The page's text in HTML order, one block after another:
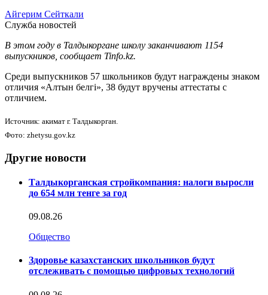
Айгерим Сейткали
Служба новостей
В этом году в Талдыкоргане школу заканчивают 1154
выпускников, сообщает Tinfo.kz.
Среди выпускников 57 школьников будут награждены знаком
отличия «Алтын белгі», 38 будут вручены аттестаты с
отличием.
Источник: акимат г. Талдыкорган.
Фото: zhetysu.gov.kz
Другие новости
Талдыкорганская стройкомпания: налоги выросли
до 654 млн тенге за год
09.08.26
Общество
Здоровье казахстанских школьников будут
отслеживать с помощью цифровых технологий